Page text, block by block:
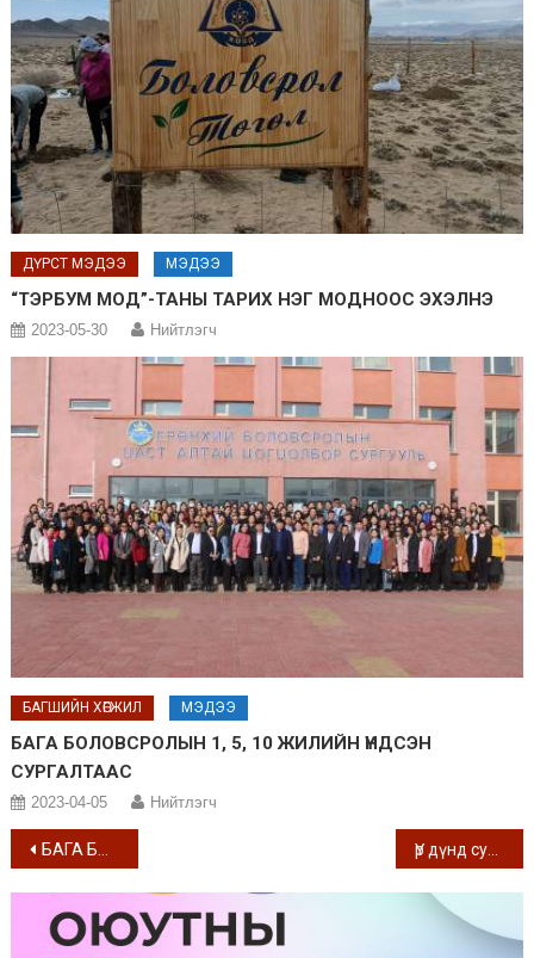
ДҮРСТ МЭДЭЭ МЭДЭЭ
“ТЭРБУМ МОД”-ТАНЫ ТАРИХ НЭГ МОДНООС ЭХЭЛНЭ
2023-05-30 Нийтлэгч
БАГШИЙН ХӨГЖИЛ МЭДЭЭ
БАГА БОЛОВСРОЛЫН 1, 5, 10 ЖИЛИЙН ҮНДСЭН
СУРГАЛТААС
2023-04-05 Нийтлэгч
Post
navigation
БАГА БОЛОВСРОЛЫН 1, 5, 10 ЖИЛИЙН ҮНДСЭН СУРГАЛТААС Үр дүнд суурилсан санхүүжилт